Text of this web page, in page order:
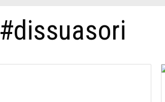
#dissuasori